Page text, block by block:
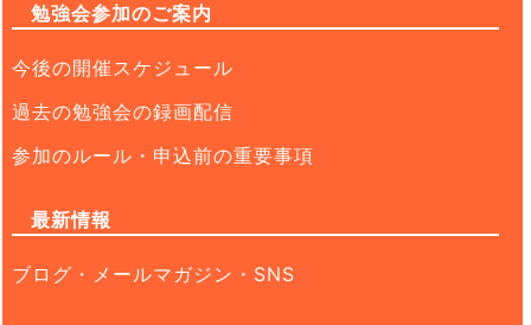
勉強会参加のご案内
今後の開催スケジュール
過去の勉強会の録画配信
参加のルール・申込前の重要事項
最新情報
ブログ・メールマガジン・SNS